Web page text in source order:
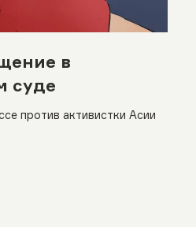
в
суде
против активистки Асии